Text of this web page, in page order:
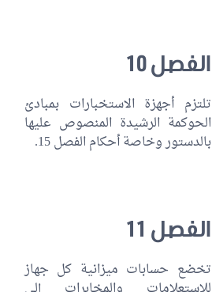
الفصل 10
تلتزم أجهزة الاستخبارات بمبادئ
الحوكمة الرشيدة المنصوص عليها
بالدستور وخاصة أحكام الفصل 15.
الفصل 11
تخضع حسابات ميزانية كل جهاز